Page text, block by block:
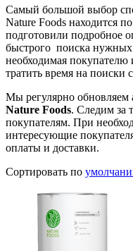
Самый большой выбор
Nature Foods находится
подготовили подробное
быстрого поиска нужных
необходимая
тратить время на
Мы регулярно обновляем
Nature Foods. Следим за
покупателям. При
интересующие
оплаты и доставки.
Сортировать по